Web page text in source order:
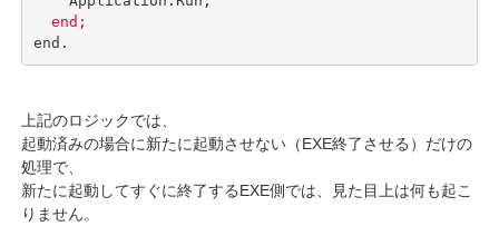
end;
end.
上記のロジックでは、
起動済みの場合に新たに起動させない（EXE終了させる）だけの
処理で、
新たに起動してすぐに終了するEXE側では、見た目上は何も起こ
りません。